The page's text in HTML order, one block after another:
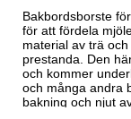
Bakbordsborste
för att fördela
material av trä
prestanda. Den
och kommer
och många andra
bakning och njut